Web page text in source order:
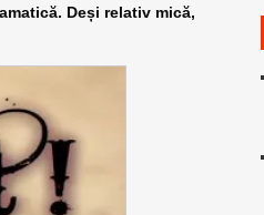
Deși relativ mică,